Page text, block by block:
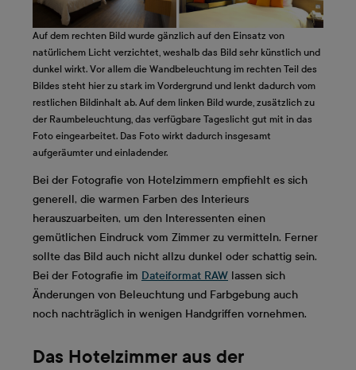
Auf dem rechten Bild wurde gänzlich auf den Einsatz von
natürlichem Licht verzichtet, weshalb das Bild sehr künstlich und
dunkel wirkt. Vor allem die Wandbeleuchtung im rechten Teil des
Bildes steht hier zu stark im Vordergrund und lenkt dadurch vom
restlichen Bildinhalt ab. Auf dem linken Bild wurde, zusätzlich zu
der Raumbeleuchtung, das verfügbare Tageslicht gut mit in das
Foto eingearbeitet. Das Foto wirkt dadurch insgesamt
aufgeräumter und einladender.
Bei der Fotografie von Hotelzimmern empfiehlt es sich
generell, die warmen Farben des Interieurs
herauszuarbeiten, um den Interessenten einen
gemütlichen Eindruck vom Zimmer zu vermitteln. Ferner
sollte das Bild auch nicht allzu dunkel oder schattig sein.
Bei der Fotografie im Dateiformat RAW lassen sich
Änderungen von Beleuchtung und Farbgebung auch
noch nachträglich in wenigen Handgriffen vornehmen.
Das Hotelzimmer aus der